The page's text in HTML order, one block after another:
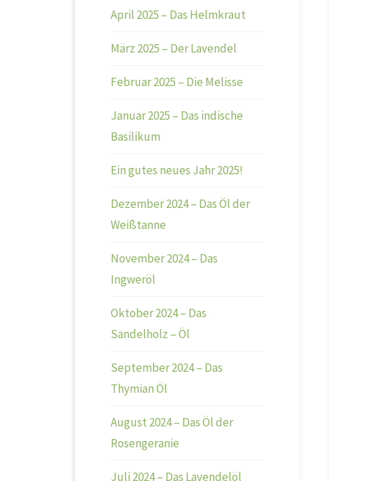
April 2025 – Das Helmkraut
März 2025 – Der Lavendel
Februar 2025 – Die Melisse
Januar 2025 – Das indische
Basilikum
Ein gutes neues Jahr 2025!
Dezember 2024 – Das Öl der
Weißtanne
November 2024 – Das
Ingweröl
Oktober 2024 – Das
Sandelholz – Öl
September 2024 – Das
Thymian Öl
August 2024 – Das Öl der
Rosengeranie
Juli 2024 – Das Lavendelöl